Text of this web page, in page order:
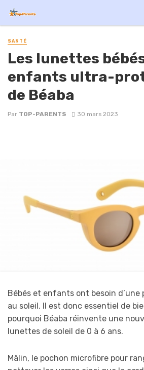
SANTÉ
Les lunettes
enfants ultra-
de Béaba
Par TOP-PARENTS 30 mars 2023
Bébés et enfants ont besoin
au soleil. Il est donc essentiel de
pourquoi Béaba réinvente une
lunettes de soleil de 0 à 6 ans.
Mâlin, le pochon microfibre pour